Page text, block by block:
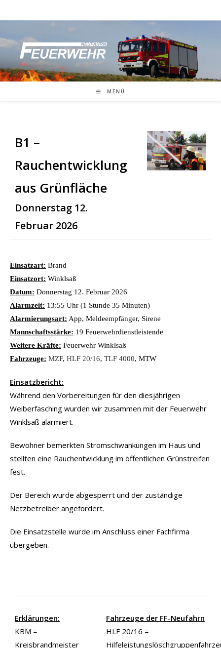
Inhalt
MENÜ
B1 –
Rauchentwicklung
aus Grünfläche
Donnerstag 12.
Februar 2026
Einsatzart: Brand
Einsatzort: Winklsaß
Datum: Donnerstag 12. Februar 2026
Alarmzeit: 13:55 Uhr (1 Stunde 35 Minuten)
Alarmierungsart: App, Meldeempfänger, Sirene
Mannschaftsstärke: 19 Feuerwehrdienstleistende
Weitere Kräfte: Feuerwehr Winklsaß
Fahrzeuge: MZF, HLF 20/16, TLF 4000, MTW
Einsatzbericht:
Während den Vorbereitungen für den diesjährigen
Weiberfasching wurden wir zusammen mit der Feuerwehr
Winklsaß alarmiert.
Bewohner bemerkten Stromschwankungen im Haus und
stellten eine Rauchentwicklung im öffentlichen Grünstreifen
fest.
Der Bereich wurde abgesperrt und der zuständige
Netzbetreiber angefordert.
Die Einsatzstelle wurde im Anschluss einer Fachfirma
übergeben.
Erklärungen:
KBM =
Kreisbrandmeister
Fahrzeuge der FF-Neufahrn
HLF 20/16 =